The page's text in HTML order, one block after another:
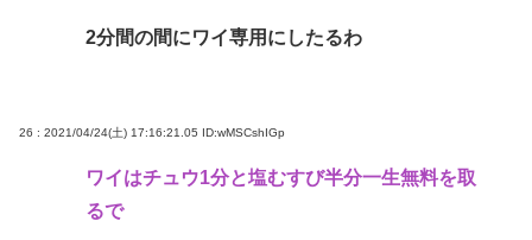
2分間の間にワイ専用にしたるわ
26 : 2021/04/24(土) 17:16:21.05 ID:wMSCshIGp
ワイはチュウ1分と塩むすび半分一生無料を取
るで